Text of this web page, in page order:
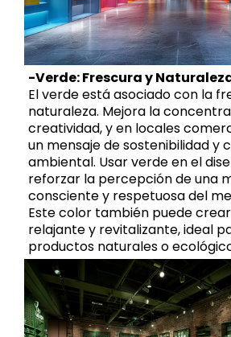
-Verde: Frescura y
El verde está asociado con la
naturaleza. Mejora la
creatividad, y en locales
un mensaje de sostenibilidad y
ambiental. Usar verde en el
reforzar la percepción de una
consciente y respetuosa del
Este color también puede
relajante y revitalizante, ideal
productos naturales o